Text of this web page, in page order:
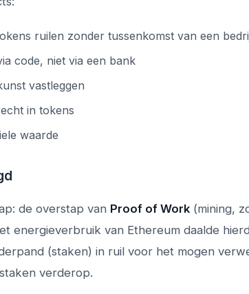
ruilen zonder tussenkomst van een
code, niet via een bank
vastleggen
in tokens
waarde
de overstap van Proof of Work (mining,
energieverbruik van Ethereum daalde
(staken) in ruil voor het mogen
verderop.